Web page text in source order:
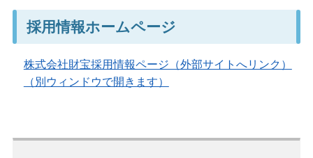
採用情報ホームページ
株式会社財宝採用情報ページ（外部サイトへリンク）
（別ウィンドウで開きます）